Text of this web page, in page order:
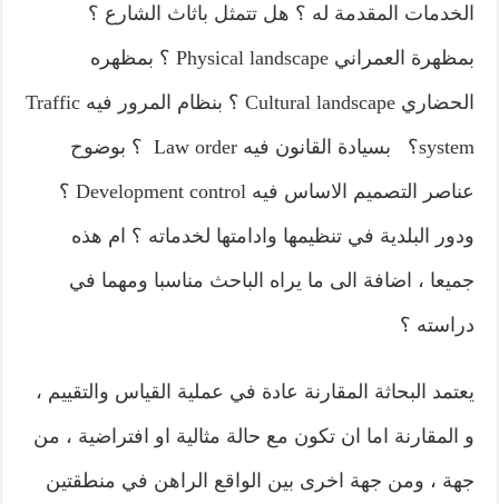
الخدمات المقدمة له ؟ هل تتمثل باثاث الشارع ؟
بمظهرة العمراني Physical landscape ؟ بمظهره
الحضاري Cultural landscape ؟ بنظام المرور فيه Traffic
system؟ بسيادة القانون فيه Law order ؟ بوضوح
عناصر التصميم الاساس فيه Development control ؟
ودور البلدية في تنظيمها وادامتها لخدماته ؟ ام هذه
جميعا ، اضافة الى ما يراه الباحث مناسبا ومهما في
دراسته ؟
يعتمد البحاثة المقارنة عادة في عملية القياس والتقييم ،
و المقارنة اما ان تكون مع حالة مثالية او افتراضية ، من
جهة ، ومن جهة اخرى بين الواقع الراهن في منطقتين